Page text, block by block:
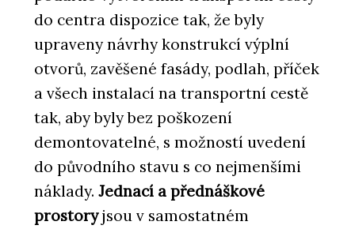
do centra dispozice tak, že byly
upraveny návrhy konstrukcí výplní
otvorů, zavěšené fasády, podlah, příček
a všech instalací na transportní cestě
tak, aby byly bez poškození
demontovatelné, s možností uvedení
do původního stavu s co nejmenšími
náklady. Jednací a přednáškové
prostoryjsou v samostatném